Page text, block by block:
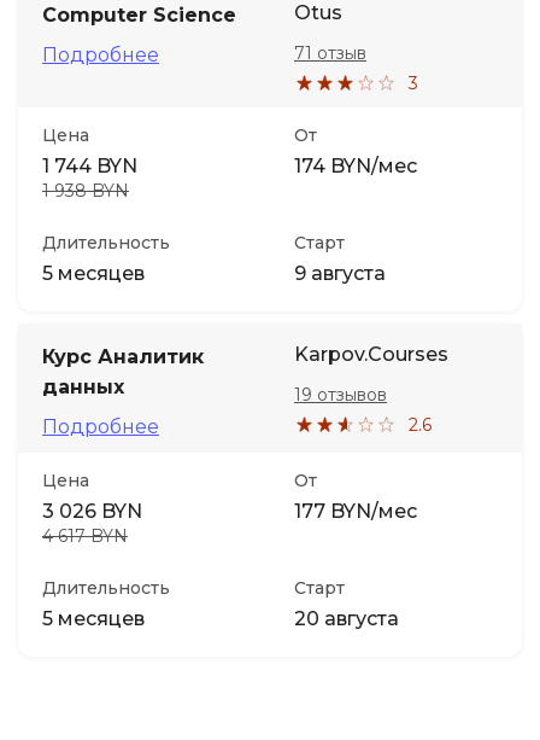
Computer Science
Подробнее
Otus
3
71 отзыв
Цена
1 744 BYN
1 938 BYN
От
174 BYN/мес
Длительность
5 месяцев
Старт
9 августа
Курс Аналитик
данных
Подробнее
Karpov.Courses
2.6
19 отзывов
Цена
3 026 BYN
4 617 BYN
От
177 BYN/мес
Длительность
5 месяцев
Старт
20 августа